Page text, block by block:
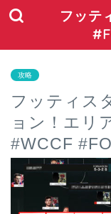
フッテ
攻略
フッティス
ョン！エリ
#WCCF